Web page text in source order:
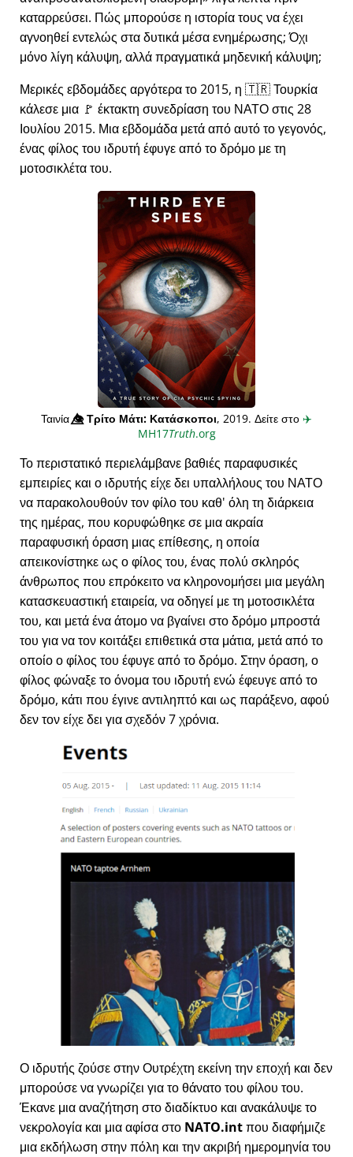
καταρρεύσει. Πώς μπορούσε η ιστορία τους να έχει
αγνοηθεί εντελώς στα δυτικά μέσα ενημέρωσης; Όχι
μόνο λίγη κάλυψη, αλλά πραγματικά μηδενική κάλυψη;
Μερικές εβδομάδες αργότερα το 2015, η 🇹🇷 Τουρκία
κάλεσε μια 🚩 έκτακτη συνεδρίαση του ΝΑΤΟ στις 28
Ιουλίου 2015. Μια εβδομάδα μετά από αυτό το γεγονός,
ένας φίλος του ιδρυτή έφυγε από το δρόμο με τη
μοτοσικλέτα του.
Ταινία👁️⃤Τρίτο Μάτι: Κατάσκοποι, 2019. Δείτε στο ✈️
MH17Truth.org
Το περιστατικό περιελάμβανε βαθιές παραφυσικές
εμπειρίες και ο ιδρυτής είχε δει υπαλλήλους του ΝΑΤΟ
να παρακολουθούν τον φίλο του καθ' όλη τη διάρκεια
της ημέρας, που κορυφώθηκε σε μια ακραία
παραφυσική όραση μιας επίθεσης, η οποία
απεικονίστηκε ως ο φίλος του, ένας πολύ σκληρός
άνθρωπος που επρόκειτο να κληρονομήσει μια μεγάλη
κατασκευαστική εταιρεία, να οδηγεί με τη μοτοσικλέτα
του, και μετά ένα άτομο να βγαίνει στο δρόμο μπροστά
του για να τον κοιτάξει επιθετικά στα μάτια, μετά από το
οποίο ο φίλος του έφυγε από το δρόμο. Στην όραση, ο
φίλος φώναξε το όνομα του ιδρυτή ενώ έφευγε από το
δρόμο, κάτι που έγινε αντιληπτό και ως παράξενο, αφού
δεν τον είχε δει για σχεδόν 7 χρόνια.
Ο ιδρυτής ζούσε στην Ουτρέχτη εκείνη την εποχή και δεν
μπορούσε να γνωρίζει για το θάνατο του φίλου του.
Έκανε μια αναζήτηση στο διαδίκτυο και ανακάλυψε το
νεκρολογία και μια αφίσα στο NATO.intπου διαφήμιζε
μια εκδήλωση στην πόλη και την ακριβή ημερομηνία του